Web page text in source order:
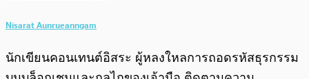
Nisarat Aunrueanngam
นักเขียนคอนเทนต์อิสระ ผู้หลงใหลการถอดรหัสธุรกรรม